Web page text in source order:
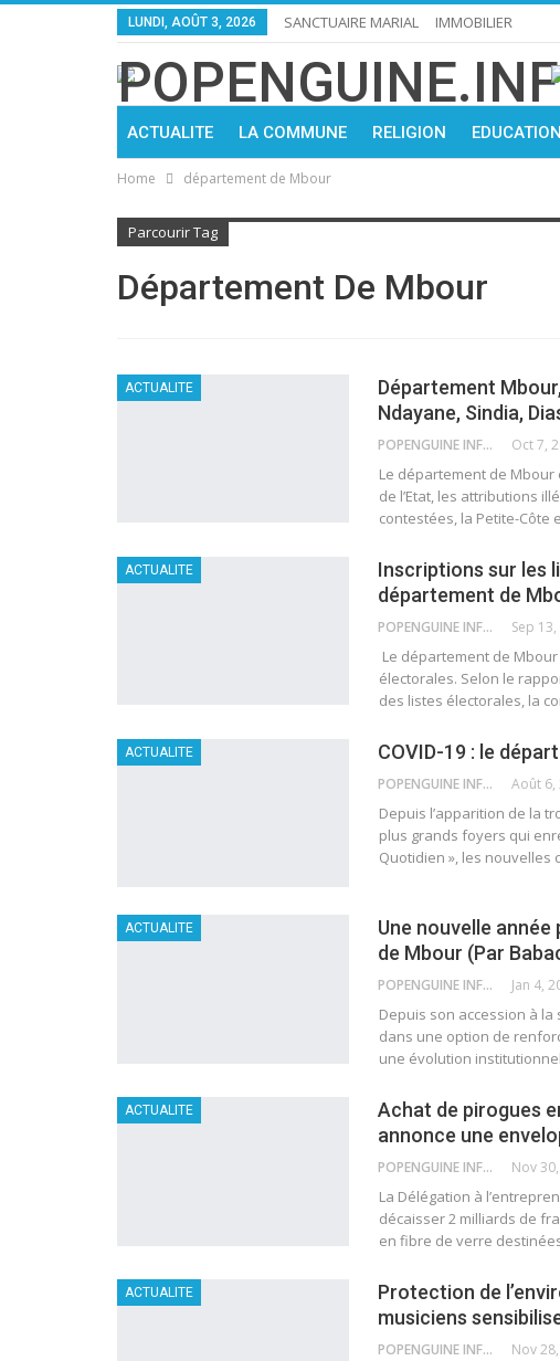
LUNDI, AOÛT 3, 2026 SANCTUAIRE MARIAL IMMOBILIER
ACTUALITE LA COMMUNE RELIGION EDUCATION
Home département de Mbour
Parcourir Tag
Département De Mbour
ACTUALITE
Département
Ndayane, Sindia,
POPENGUINE INFO Oct 7,
Le département de
de l’Etat, les attributions
contestées, la Petite-Côte
ACTUALITE
Inscriptions sur les
département de
POPENGUINE INFO Sep 13,
Le département de
électorales. Selon le
des listes électorales, la
ACTUALITE COVID-19 : le
POPENGUINE INFO Août 6,
Depuis l’apparition de la
plus grands foyers qui
Quotidien », les
ACTUALITE
Une nouvelle
de Mbour (Par
POPENGUINE INFO Jan 4,
Depuis son accession à
dans une option de
une évolution
ACTUALITE
Achat de pirogues
annonce une
POPENGUINE INFO Nov
La Délégation à
décaisser 2 milliards de
en fibre de verre
ACTUALITE
Protection de
musiciens
POPENGUINE INFO Nov